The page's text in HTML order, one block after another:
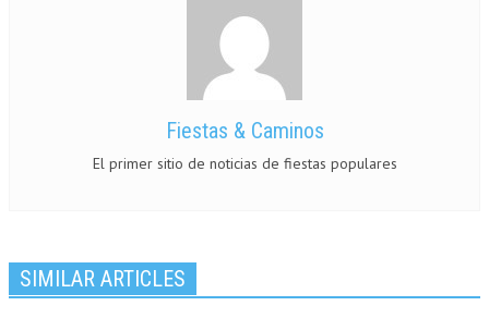
Fiestas & Caminos
El primer sitio de noticias de fiestas populares
SIMILAR ARTICLES